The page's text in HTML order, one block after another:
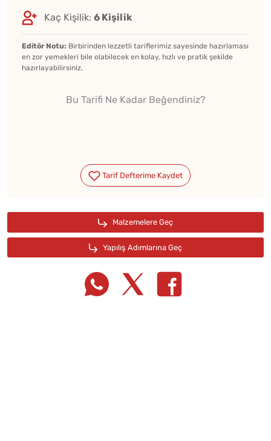
Kaç Kişilik: 6 Kişilik
Editör Notu: Birbirinden lezzetli tariflerimiz sayesinde hazırlaması
en zor yemekleri bile olabilecek en kolay, hızlı ve pratik şekilde
hazırlayabilirsiniz.
Bu Tarifi Ne Kadar Beğendiniz?